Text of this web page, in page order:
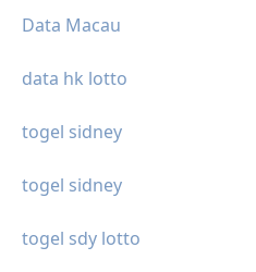
Data Macau
data hk lotto
togel sidney
togel sidney
togel sdy lotto